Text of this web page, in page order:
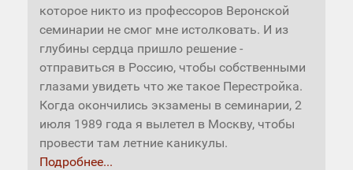
которое никто из профессоров Веронской
семинарии не смог мне истолковать. И из
глубины сердца пришло решение -
отправиться в Россию, чтобы собственными
глазами увидеть что же такое Перестройка.
Когда окончились экзамены в семинарии, 2
июля 1989 года я вылетел в Москву, чтобы
провести там летние каникулы.
Подробнее...